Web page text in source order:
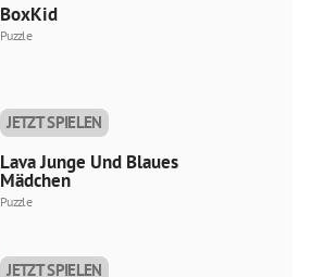
BoxKid
Puzzle
JETZT SPIELEN
Lava Junge Und Blaues
Mädchen
Puzzle
JETZT SPIELEN